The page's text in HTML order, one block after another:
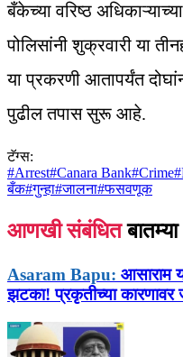
बँकेच्या वरिष्ठ
पोलिसांनी शुक्रवारी या
या प्रकरणी आतापर्यंत
पुढील तपास सुरू आहे.
टॅग्स:
#Arrest#Canara Bank#Crime#
बँक#गुन्हा#जालना#फसवणूक
आणखी संबंधित बातम्या
Asaram Bapu: आसाराम
झटका! प्रकृतीच्या कारणावर